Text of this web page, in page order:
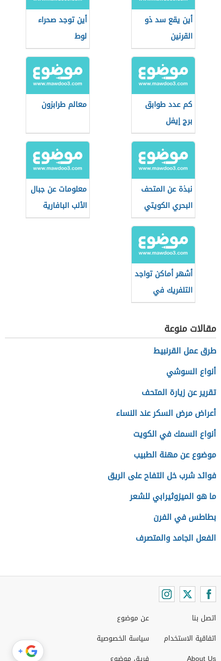
أين يقع سد ذو
القرنين
أين توجد صحراء
لوط
كم عدد طوابق
برج إيفل
معالم طرابزون
نبذة عن المتحف
البحري الكويتي
معلومات عن جبال
الألب البافارية
أشهر أماكن تواجد
التلفريك في
العالم
مقالات منوعة
طرق عمل القرنبيط
أنواع السوشي
تقرير عن زيارة المتحف
أعراض مرض السكر عند النساء
أنواع السمك في الكويت
موضوع عن مهنة الطبيب
فوائد شرب خل التفاح على الريق
ما هو الميزوثيرابي للشعر
بطاطس في الفرن
الفعل الجامد والمتصرف
اتصل بنا
اتفاقية الاستخدام
عن موضوع
سياسة الخصوصية
+